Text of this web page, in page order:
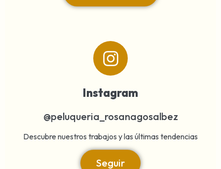
Instagram
@peluqueria_rosanagosalbez
Descubre nuestros trabajos y las últimas tendencias
Seguir